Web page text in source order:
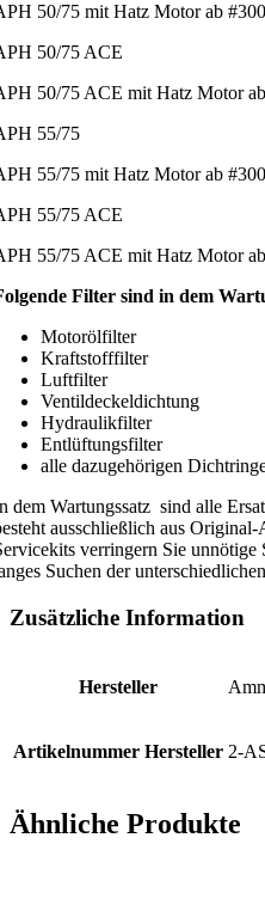
50/75 mit Hatz Motor ab
50/75 ACE
50/75 ACE mit Hatz Motor
55/75
55/75 mit Hatz Motor ab
55/75 ACE
55/75 ACE mit Hatz Motor
Filter sind in dem
Motorölfilter
Kraftstofffilter
Luftfilter
Ventildeckeldichtung
Hydraulikfilter
Entlüftungsfilter
alle dazugehörigen
dem Wartungssatz sind alle
ausschließlich aus
verringern Sie
Suchen der
Zusätzliche Information
Hersteller
Artikelnummer Hersteller 2-
Ähnliche Produkte